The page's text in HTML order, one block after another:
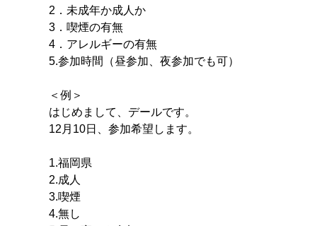
2．未成年か成人か
3．喫煙の有無
4．アレルギーの有無
5.参加時間（昼参加、夜参加でも可）
＜例＞
はじめまして、デールです。
12月10日、参加希望します。
1.福岡県
2.成人
3.喫煙
4.無し